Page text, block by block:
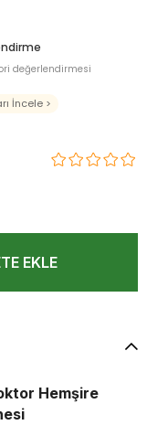
değerlendirmesi
İncele >
Hemşire